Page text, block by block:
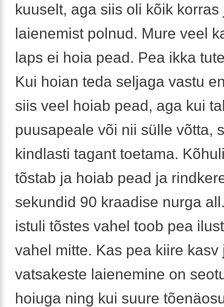
kuuselt, aga siis oli kõik korras
laienemist polnud. Mure veel
laps ei hoia pead. Pea ikka
Kui hoian teda seljaga vastu
siis veel hoiab pead, aga kui
puusapeale või nii sülle võtta,
kindlasti tagant toetama.
tõstab ja hoiab pead ja
sekundid 90 kraadise nurga
istuli tõstes vahel toob pea
vahel mitte. Kas pea kiire kasv
vatsakeste laienemine on
hoiuga ning kui suure